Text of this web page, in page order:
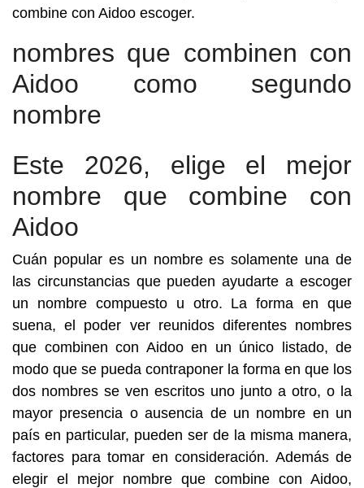
combine con Aidoo escoger.
nombres que combinen con
Aidoo como segundo
nombre
Este 2026, elige el mejor
nombre que combine con
Aidoo
Cuán popular es un nombre es solamente una de
las circunstancias que pueden ayudarte a escoger
un nombre compuesto u otro. La forma en que
suena, el poder ver reunidos diferentes nombres
que combinen con Aidoo en un único listado, de
modo que se pueda contraponer la forma en que los
dos nombres se ven escritos uno junto a otro, o la
mayor presencia o ausencia de un nombre en un
país en particular, pueden ser de la misma manera,
factores para tomar en consideración. Además de
elegir el mejor nombre que combine con Aidoo,